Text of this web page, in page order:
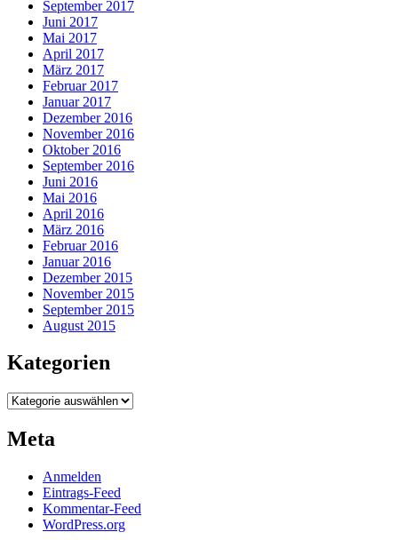
September 2017
Juni 2017
Mai 2017
April 2017
März 2017
Februar 2017
Januar 2017
Dezember 2016
November 2016
Oktober 2016
September 2016
Juni 2016
Mai 2016
April 2016
März 2016
Februar 2016
Januar 2016
Dezember 2015
November 2015
September 2015
August 2015
Kategorien
Kategorien
Meta
Anmelden
Eintrags-Feed
Kommentar-Feed
WordPress.org